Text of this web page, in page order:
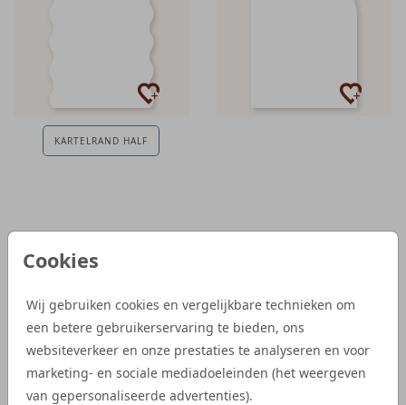
Cookies
Wij gebruiken cookies en vergelijkbare technieken om
een betere gebruikerservaring te bieden, ons
websiteverkeer en onze prestaties te analyseren en voor
marketing- en sociale mediadoeleinden (het weergeven
van gepersonaliseerde advertenties).
KARTELRAND HALF
Zelf maken: trouwkaart in originele
vorm
organische vormen. Geen standaard rechthoekige kaarten,
maar speelse vormen die perfect passen bij jullie bruiloft.
Kies bijvoorbeeld voor golvende randen of een andere
bijzondere vorm die jullie trouwkaart echt persoonlijk maakt.